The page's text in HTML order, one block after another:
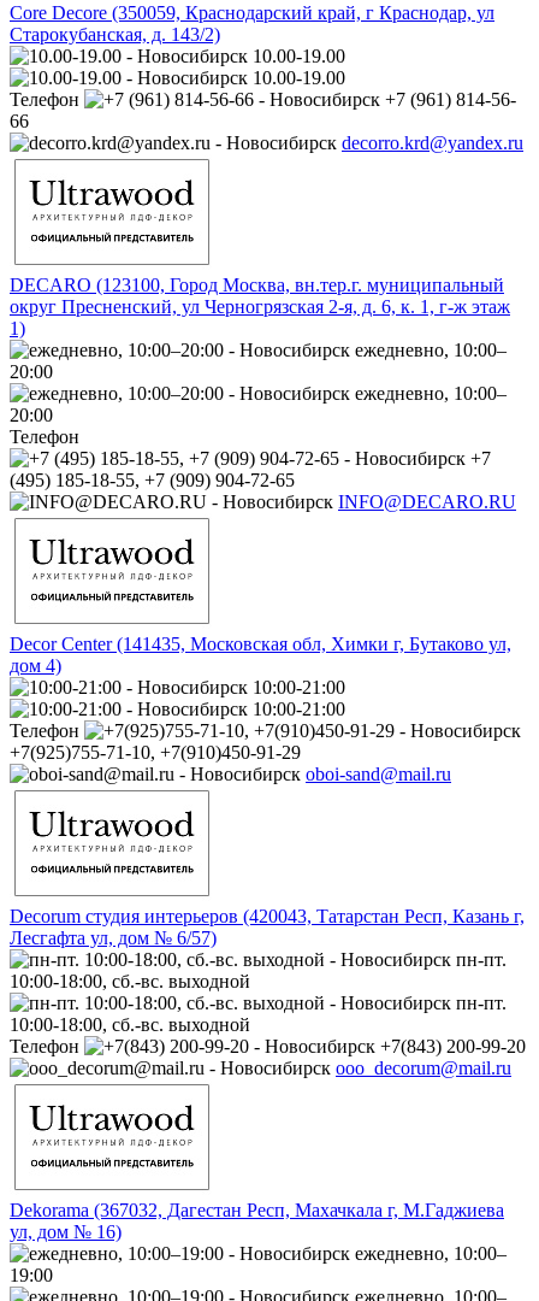
Core Decore (350059, Краснодарский край, г Краснодар, ул
Старокубанская, д. 143/2)
10.00-19.00
10.00-19.00
Телефон
+7 (961) 814-56-
66
decorro.krd@yandex.ru
DECARO (123100, Город Москва, вн.тер.г. муниципальный
округ Пресненский, ул Черногрязская 2-я, д. 6, к. 1, г-ж этаж
1)
ежедневно, 10:00–
20:00
ежедневно, 10:00–
20:00
Телефон
+7
(495) 185-18-55, +7 (909) 904-72-65
INFO@DECARO.RU
Decor Center (141435, Московская обл, Химки г, Бутаково ул,
дом 4)
10:00-21:00
10:00-21:00
Телефон
+7(925)755-71-10, +7(910)450-91-29
oboi-sand@mail.ru
Decorum студия интерьеров (420043, Татарстан Респ, Казань г,
Лесгафта ул, дом № 6/57)
пн-пт.
10:00-18:00, сб.-вс. выходной
пн-пт.
10:00-18:00, сб.-вс. выходной
Телефон
+7(843) 200-99-20
ooo_decorum@mail.ru
Dekorama (367032, Дагестан Респ, Махачкала г, М.Гаджиева
ул, дом № 16)
ежедневно, 10:00–
19:00
ежедневно, 10:00–